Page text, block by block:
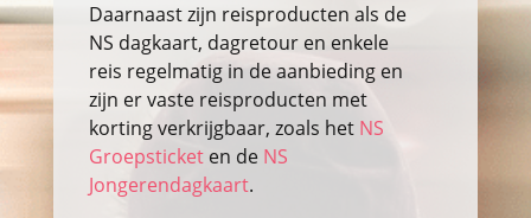
Daarnaast zijn reisproducten als de
NS dagkaart, dagretour en enkele
reis regelmatig in de aanbieding en
zijn er vaste reisproducten met
korting verkrijgbaar, zoals het NS
Groepsticketen de NS
Jongerendagkaart.